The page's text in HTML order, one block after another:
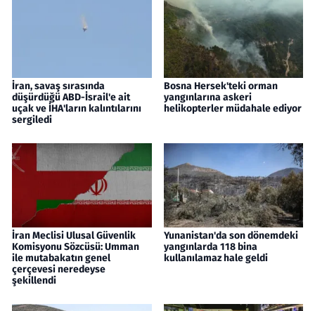
İran, savaş sırasında
düşürdüğü ABD-İsrail'e ait
uçak ve İHA'ların kalıntılarını
sergiledi
Bosna Hersek'teki orman
yangınlarına askeri
helikopterler müdahale ediyor
İran Meclisi Ulusal Güvenlik
Komisyonu Sözcüsü: Umman
ile mutabakatın genel
çerçevesi neredeyse
şekillendi
Yunanistan'da son dönemdeki
yangınlarda 118 bina
kullanılamaz hale geldi